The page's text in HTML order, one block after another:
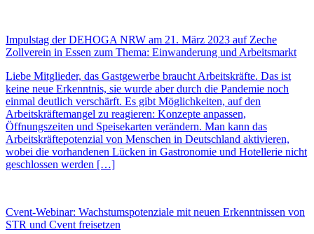
Impulstag der DEHOGA NRW am 21. März 2023 auf Zeche
Zollverein in Essen zum Thema: Einwanderung und Arbeitsmarkt
Liebe Mitglieder, das Gastgewerbe braucht Arbeitskräfte. Das ist
keine neue Erkenntnis, sie wurde aber durch die Pandemie noch
einmal deutlich verschärft. Es gibt Möglichkeiten, auf den
Arbeitskräftemangel zu reagieren: Konzepte anpassen,
Öffnungszeiten und Speisekarten verändern. Man kann das
Arbeitskräftepotenzial von Menschen in Deutschland aktivieren,
wobei die vorhandenen Lücken in Gastronomie und Hotellerie nicht
geschlossen werden […]
Cvent-Webinar: Wachstumspotenziale mit neuen Erkenntnissen von
STR und Cvent freisetzen